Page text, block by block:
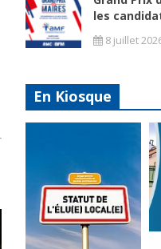
les
8 juillet
En Kiosque